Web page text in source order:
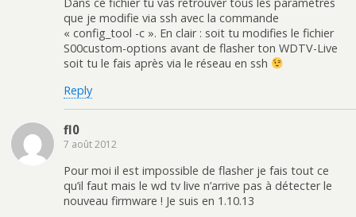
Dans ce fichier tu vas retrouver tous les paramètres
que je modifie via ssh avec la commande
« config_tool -c ». En clair : soit tu modifies le fichier
S00custom-options avant de flasher ton WDTV-Live
soit tu le fais après via le réseau en ssh
Reply
fl0
7 août 2012
Pour moi il est impossible de flasher je fais tout ce
qu’il faut mais le wd tv live n’arrive pas à détecter le
nouveau firmware ! Je suis en 1.10.13